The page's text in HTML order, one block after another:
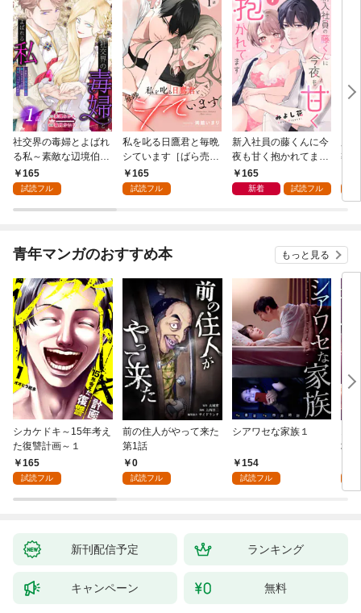
社交界の毒婦とよばれ
る私～素敵な辺境伯令
息に腕を折られたの
で、責任とってもらい
第1話
165
試読フル
私を叱る日鷹君と毎晩
シています［ばら売
り］ 第1話
165
試読フル
新入社員の藤くんに今
夜も甘く抱かれてます
［ばら売り］ 第1話
165
新着 試読フル
導
し
下
青年マンガのおすすめ本 もっと見る
シカケドキ～15年考え
た復讐計画～１
165
試読フル
前の住人がやって来た
第1話
0
試読フル
シアワセな家族１
154
試読フル
地
新刊配信予定 ランキング
キャンペーン 無料